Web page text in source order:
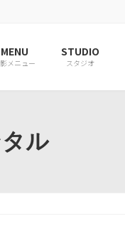
MENU
メニュー
STUDIO
スタジオ
ル